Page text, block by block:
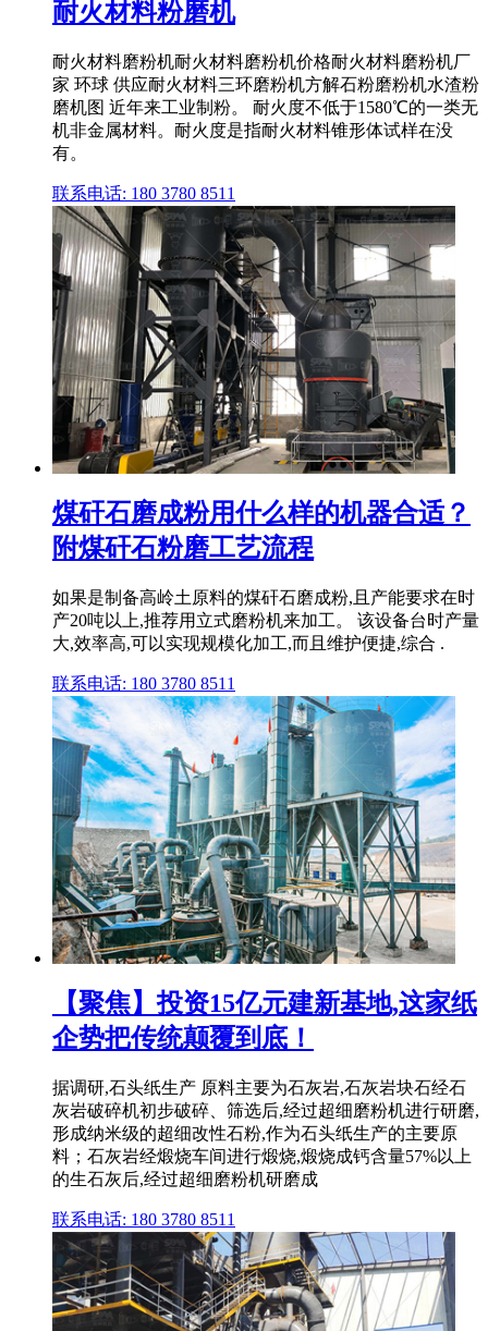
耐火材料粉磨机
耐火材料磨粉机耐火材料磨粉机价格耐火材料磨粉机厂
家 环球 供应耐火材料三环磨粉机方解石粉磨粉机水渣粉
磨机图 近年来工业制粉。 耐火度不低于1580℃的一类无
机非金属材料。耐火度是指耐火材料锥形体试样在没
有。
联系电话: 180 3780 8511
煤矸石磨成粉用什么样的机器合适？
附煤矸石粉磨工艺流程
如果是制备高岭土原料的煤矸石磨成粉,且产能要求在时
产20吨以上,推荐用立式磨粉机来加工。 该设备台时产量
大,效率高,可以实现规模化加工,而且维护便捷,综合 .
联系电话: 180 3780 8511
【聚焦】投资15亿元建新基地,这家纸
企势把传统颠覆到底！
据调研,石头纸生产 原料主要为石灰岩,石灰岩块石经石
灰岩破碎机初步破碎、筛选后,经过超细磨粉机进行研磨,
形成纳米级的超细改性石粉,作为石头纸生产的主要原
料；石灰岩经煅烧车间进行煅烧,煅烧成钙含量57%以上
的生石灰后,经过超细磨粉机研磨成
联系电话: 180 3780 8511